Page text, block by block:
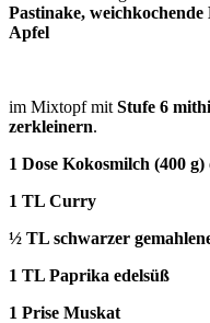
Pastinake,
Apfel
im Mixtopf mit Stufe 6
zerkleinern.
1 Dose Kokosmilch (400 g)
1 TL Curry
½ TL schwarzer
1 TL Paprika edelsüß
1 Prise Muskat